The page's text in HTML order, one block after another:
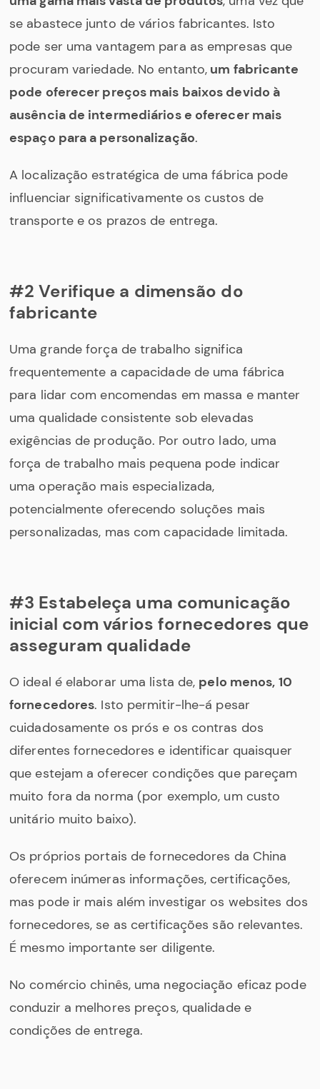
se abastece junto de vários fabricantes. Isto
pode ser uma vantagem para as empresas que
procuram variedade. No entanto, um fabricante
pode oferecer preços mais baixos devido à
ausência de intermediários e oferecer mais
espaço para a personalização.
A localização estratégica de uma fábrica pode
influenciar significativamente os custos de
transporte e os prazos de entrega.
#2 Verifique a dimensão do
fabricante
Uma grande força de trabalho significa
frequentemente a capacidade de uma fábrica
para lidar com encomendas em massa e manter
uma qualidade consistente sob elevadas
exigências de produção. Por outro lado, uma
força de trabalho mais pequena pode indicar
uma operação mais especializada,
potencialmente oferecendo soluções mais
personalizadas, mas com capacidade limitada.
#3 Estabeleça uma comunicação
inicial com vários fornecedores que
asseguram qualidade
O ideal é elaborar uma lista de, pelo menos, 10
fornecedores. Isto permitir-lhe-á pesar
cuidadosamente os prós e os contras dos
diferentes fornecedores e identificar quaisquer
que estejam a oferecer condições que pareçam
muito fora da norma (por exemplo, um custo
unitário muito baixo).
Os próprios portais de fornecedores da China
oferecem inúmeras informações, certificações,
mas pode ir mais além investigar os websites dos
fornecedores, se as certificações são relevantes.
É mesmo importante ser diligente.
No comércio chinês, uma negociação eficaz pode
conduzir a melhores preços, qualidade e
condições de entrega.